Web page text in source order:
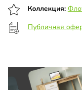
Коллекция:
Публичная